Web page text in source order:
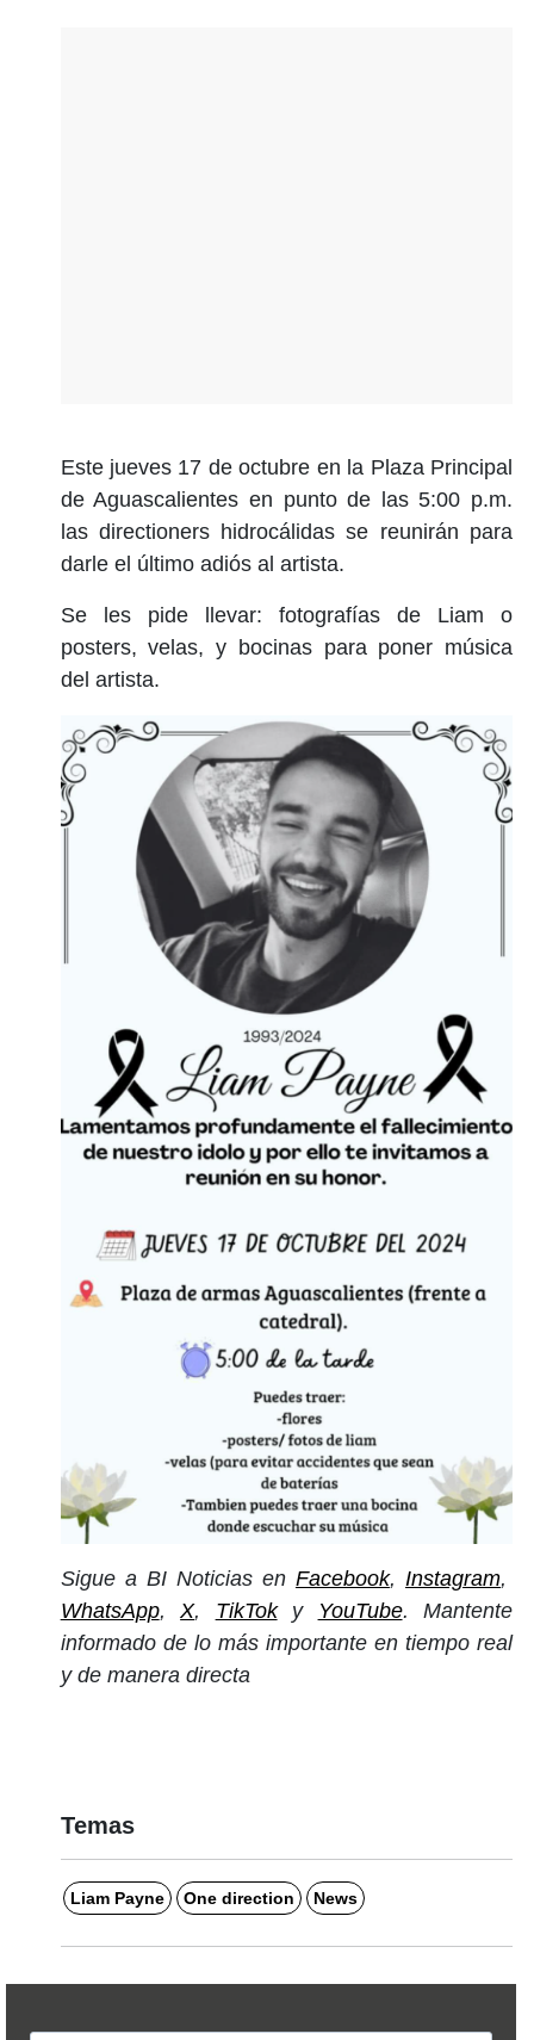
Este jueves 17 de octubre en la Plaza Principal
de Aguascalientes en punto de las 5:00 p.m.
las directioners hidrocálidas se reunirán para
darle el último adiós al artista.
Se les pide llevar: fotografías de Liam o
posters, velas, y bocinas para poner música
del artista.
Sigue a BI Noticias en Facebook, Instagram,
WhatsApp,X, TikToky YouTube. Mantente
informado de lo más importante en tiempo real
y de manera directa
Temas
Liam Payne One direction News